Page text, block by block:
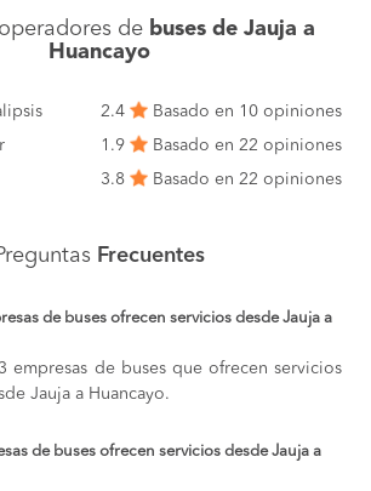
de buses de Jauja a
Huancayo
2.4
Basado en 10 opiniones
1.9
Basado en 22 opiniones
3.8 Basado en 22 opiniones
Frecuentes
de buses ofrecen servicios desde Jauja a
empresas de buses que ofrecen servicios
Jauja a Huancayo.
de buses ofrecen servicios desde Jauja a